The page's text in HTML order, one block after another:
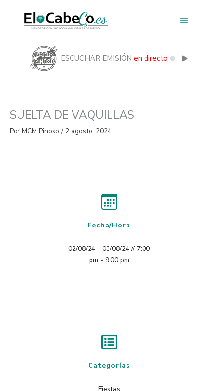
contenido
ESCUCHAR EMISIÓN en directo
SUELTA DE VAQUILLAS
Por MCM Pinoso / 2 agosto, 2024
Fecha/Hora
02/08/24 - 03/08/24 // 7:00
pm - 9:00 pm
Categorías
Fiestas